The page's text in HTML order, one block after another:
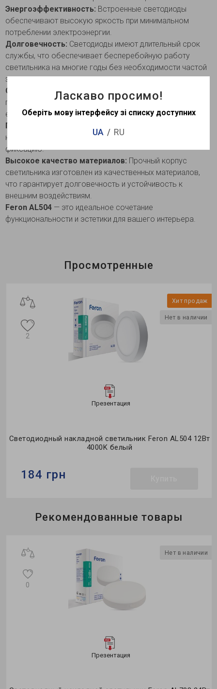
Энергоэффективность: Встроенные светодиоды
обеспечивают высокую яркость при минимальном
потреблении электроэнергии.
Долговечность: Светодиоды имеют длительный срок
службы, что обеспечивает бесперебойную работу
светильника на многие годы без необходимости частой
замены.
Современный дизайн:
Лаконичный дизайн светильника
гармонично вписывается в любой интерьер, придавая
ему современный вид.
Простота монтажа:
на любую поверхность, обеспечивая надежную
фиксацию.
Высокое качество материалов: Прочный корпус
светильника изготовлен из качественных материалов,
что гарантирует долговечность и устойчивость к
внешним воздействиям.
Feron AL504 — это идеальное сочетание
функциональности и эстетики для вашего интерьера.
Просмотренные
Хит продаж
Нет в наличии
Презентация
Светодиодный накладной светильник Feron AL504 12Вт
4000K белый
2
184 грн
Бренд:Feron
накладной
Рекомендованные товары
Нет в наличии
Презентация
0
Ласкаво просимо!
Оберіть мову інтерфейсу зі списку доступних
UA RU